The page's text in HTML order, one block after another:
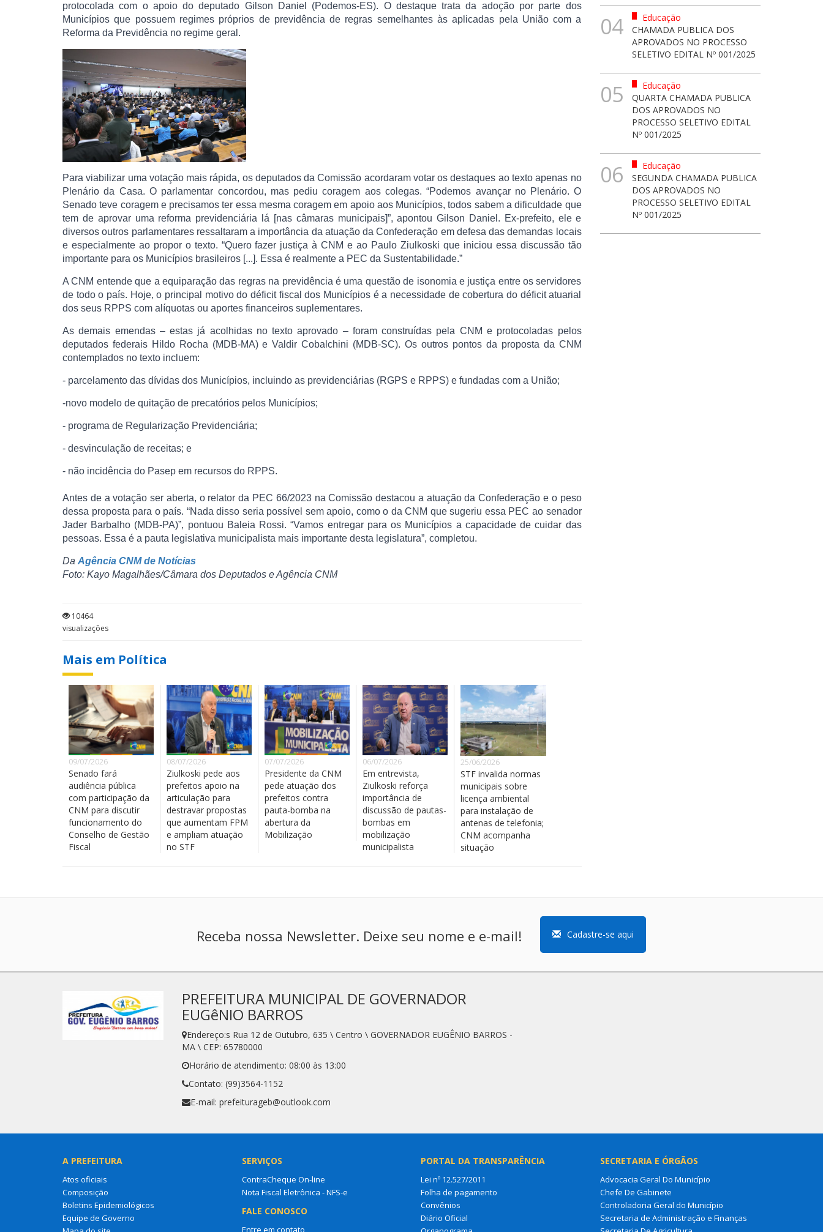
protocolada com o apoio do deputado Gilson Daniel (Podemos-ES). O destaque trata da adoção por parte dos
Municípios que possuem regimes próprios de previdência de regras semelhantes às aplicadas pela União com a
Reforma da Previdência no regime geral.
Para viabilizar uma votação mais rápida, os deputados da Comissão acordaram votar os destaques ao texto apenas no
Plenário da Casa. O parlamentar concordou, mas pediu coragem aos colegas. “Podemos avançar no Plenário. O
Senado teve coragem e precisamos ter essa mesma coragem em apoio aos Municípios, todos sabem a dificuldade que
tem de aprovar uma reforma previdenciária lá [nas câmaras municipais]”, apontou Gilson Daniel. Ex-prefeito, ele e
diversos outros parlamentares ressaltaram a importância da atuação da Confederação em defesa das demandas locais
e especialmente ao propor o texto. “Quero fazer justiça à CNM e ao Paulo Ziulkoski que iniciou essa discussão tão
importante para os Municípios brasileiros [...]. Essa é realmente a PEC da Sustentabilidade.”
A CNM entende que a equiparação das regras na previdência é uma questão de isonomia e justiça entre os servidores
de todo o país. Hoje, o principal motivo do déficit fiscal dos Municípios é a necessidade de cobertura do déficit atuarial
dos seus RPPS com alíquotas ou aportes financeiros suplementares.
As demais emendas – estas já acolhidas no texto aprovado – foram construídas pela CNM e protocoladas pelos
deputados federais Hildo Rocha (MDB-MA) e Valdir Cobalchini (MDB-SC). Os outros pontos da proposta da CNM
contemplados no texto incluem:
- parcelamento das dívidas dos Municípios, incluindo as previdenciárias (RGPS e RPPS) e fundadas com a União;
-novo modelo de quitação de precatórios pelos Municípios;
- programa de Regularização Previdenciária;
- desvinculação de receitas; e
- não incidência do Pasep em recursos do RPPS.
Antes de a votação ser aberta, o relator da PEC 66/2023 na Comissão destacou a atuação da Confederação e o peso
dessa proposta para o país. “Nada disso seria possível sem apoio, como o da CNM que sugeriu essa PEC ao senador
Jader Barbalho (MDB-PA)”, pontuou Baleia Rossi. “Vamos entregar para os Municípios a capacidade de cuidar das
pessoas. Essa é a pauta legislativa municipalista mais importante desta legislatura”, completou.
Da Agência CNM de Notícias
Foto: Kayo Magalhães/Câmara dos Deputados e Agência CNM
10464
visualizações
Mais em Política
09/07/2026
Senado fará
audiência pública
com participação da
CNM para discutir
funcionamento do
Conselho de Gestão
Fiscal
08/07/2026
Ziulkoski pede aos
prefeitos apoio na
articulação para
destravar propostas
que aumentam FPM
e ampliam atuação
no STF
07/07/2026
Presidente da CNM
pede atuação dos
prefeitos contra
pauta-bomba na
abertura da
Mobilização
06/07/2026
Em entrevista,
Ziulkoski reforça
importância de
discussão de pautas-
bombas em
mobilização
municipalista
25/06/2026
STF invalida normas
municipais sobre
licença ambiental
para instalação de
antenas de telefonia;
CNM acompanha
situação
04
Educação
CHAMADA PUBLICA DOS
APROVADOS NO PROCESSO
SELETIVO EDITAL Nº 001/2025
05
Educação
QUARTA CHAMADA PUBLICA
DOS APROVADOS NO
PROCESSO SELETIVO EDITAL
Nº 001/2025
06
Educação
SEGUNDA CHAMADA PUBLICA
DOS APROVADOS NO
PROCESSO SELETIVO EDITAL
Nº 001/2025
Receba nossa Newsletter. Deixe seu nome e e-mail! Cadastre-se aqui
PREFEITURA MUNICIPAL DE GOVERNADOR
EUGêNIO BARROS
Endereço:s Rua 12 de Outubro, 635 \ Centro \ GOVERNADOR EUGÊNIO BARROS -
MA \ CEP: 65780000
Horário de atendimento: 08:00 às 13:00
Contato: (99)3564-1152
E-mail: prefeiturageb@outlook.com
A PREFEITURA
Atos oficiais
Composição
Boletins Epidemiológicos
Equipe de Governo
SERVIÇOS
ContraCheque On-line
Nota Fiscal Eletrônica - NFS-e
FALE CONOSCO
Entre em contato
PORTAL DA TRANSPARÊNCIA
Lei nº 12.527/2011
Folha de pagamento
Convênios
Diário Oficial
SECRETARIA E ÓRGÃOS
Advocacia Geral Do Município
Chefe De Gabinete
Controladoria Geral do Município
Secretaria de Administração e Finanças